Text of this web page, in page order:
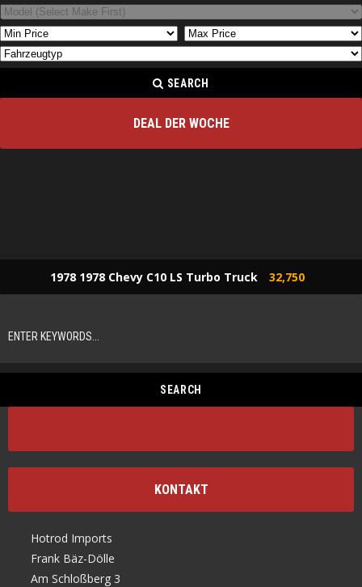
SEARCH
DEAL DER WOCHE
1978 1978 Chevy C10 LS Turbo Truck 32,750
KONTAKT
Hotrod Imports
Frank Bäz-Dölle
Am Schloßberg 3